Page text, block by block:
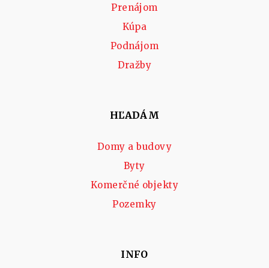
Prenájom
Kúpa
Podnájom
Dražby
HĽADÁM
Domy a budovy
Byty
Komerčné objekty
Pozemky
INFO